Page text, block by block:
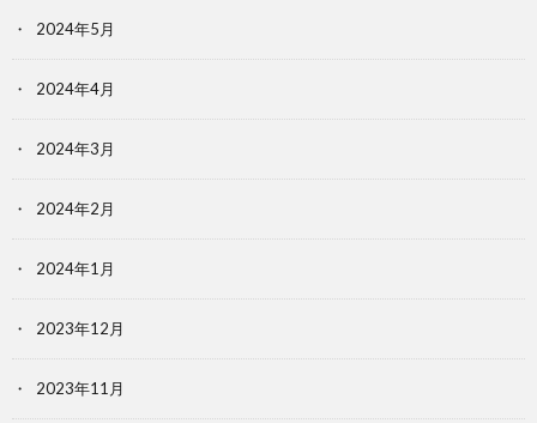
2024年5月
2024年4月
2024年3月
2024年2月
2024年1月
2023年12月
2023年11月